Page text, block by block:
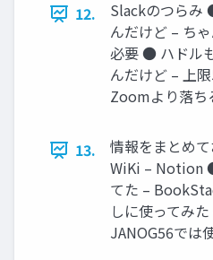
12.
Slackのつらみ
んだけど – ち
必要 ● ハドル
んだけど – 上
Zoomより落ち
13.
情報をまとめ
WiKi – Notion
てた –
しに使ってみ
JANOG56では